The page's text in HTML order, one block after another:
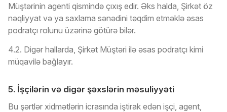
Müştərinin agenti qismində çıxış edir. Əks halda, Şirkət öz
nəqliyyat və ya saxlama sənədini təqdim etməklə əsas
podratçı rolunu üzərinə götürə bilər.
4.2. Digər hallarda, Şirkət Müştəri ilə əsas podratçı kimi
müqavilə bağlayır.
5. İşçilərin və digər şəxslərin məsuliyyəti
Bu şərtlər xidmətlərin icrasında iştirak edən işçi, agent,